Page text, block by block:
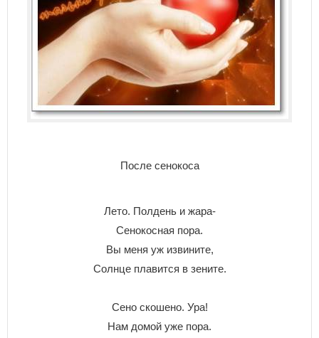
После сенокоса
Лето. Полдень и жара-
Сенокосная пора.
Вы меня уж извините,
Солнце плавится в зените.
Сено скошено. Ура!
Нам домой уже пора.